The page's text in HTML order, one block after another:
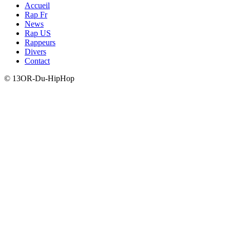
Accueil
Rap Fr
News
Rap US
Rappeurs
Divers
Contact
© 13OR-Du-HipHop